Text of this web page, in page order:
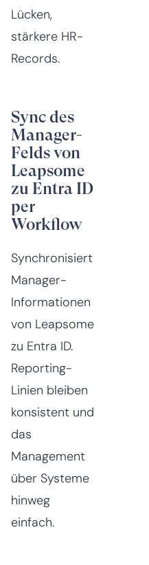
Lücken,
stärkere HR-
Records.
Sync des
Manager-
Felds von
Leapsome
zu Entra ID
per
Workflow
Synchronisiert
Manager-
Informationen
von Leapsome
zu Entra ID.
Reporting-
Linien bleiben
konsistent und
das
Management
über Systeme
hinweg
einfach.